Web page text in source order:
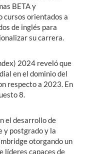
BETA y
cursos orientados a
de inglés para
su carrera.
2024 reveló que
en el dominio del
respecto a 2023. En
8.
el desarrollo de
y postgrado y la
otorgando un
líderes capaces de